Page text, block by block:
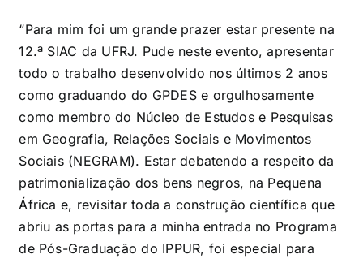
“Para mim foi um grande prazer estar presente na
12.ª SIAC da UFRJ. Pude neste evento, apresentar
todo o trabalho desenvolvido nos últimos 2 anos
como graduando do GPDES e orgulhosamente
como membro do Núcleo de Estudos e Pesquisas
em Geografia, Relações Sociais e Movimentos
Sociais (NEGRAM). Estar debatendo a respeito da
patrimonialização dos bens negros, na Pequena
África e, revisitar toda a construção científica que
abriu as portas para a minha entrada no Programa
de Pós-Graduação do IPPUR, foi especial para